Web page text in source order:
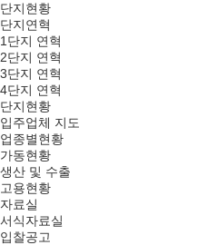
단지현황
단지연혁
1단지 연혁
2단지 연혁
3단지 연혁
4단지 연혁
단지현황
입주업체 지도
업종별현황
가동현황
생산 및 수출
고용현황
자료실
서식자료실
입찰공고